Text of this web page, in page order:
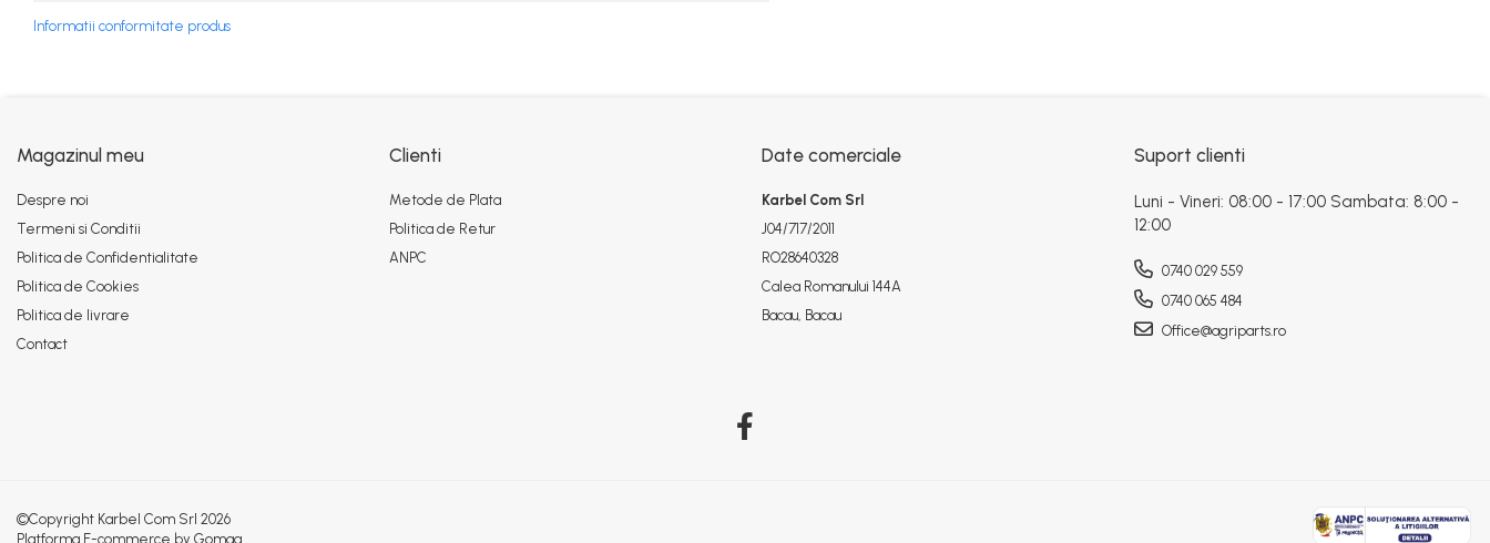
Piese cultivator
Piese disc
Piese grebla
Piese plug
Piese scarificator
Piese semanatoare
Furtunuri
Informatii conformitate produs
Magazinul meu
Despre noi
Termeni si Conditii
Politica de Confidentialitate
Politica de Cookies
Politica de livrare
Contact
Clienti
Metode de Plata
Politica de Retur
ANPC
Date comerciale
Karbel Com Srl
J04/717/2011
RO28640328
Calea Romanului 144A
Bacau, Bacau
Suport clienti
Luni - Vineri: 08:00 - 17:00 Sambata: 8:00 -
12:00
0740 029 559
0740 065 484
Office@agriparts.ro
©Copyright Karbel Com Srl 2026
Platforma E-commerce by Gomag